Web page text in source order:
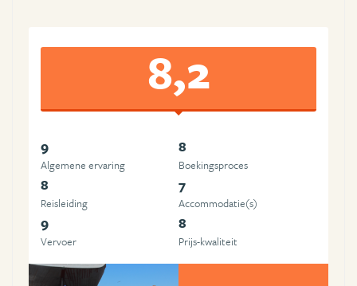
8,2
9
Algemene ervaring
8
Boekingsproces
8
Reisleiding
7
Accommodatie(s)
9
Vervoer
8
Prijs-kwaliteit